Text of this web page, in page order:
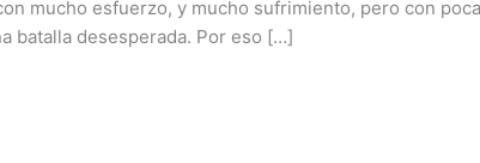
mucho esfuerzo, y mucho sufrimiento, pero con
batalla desesperada. Por eso […]